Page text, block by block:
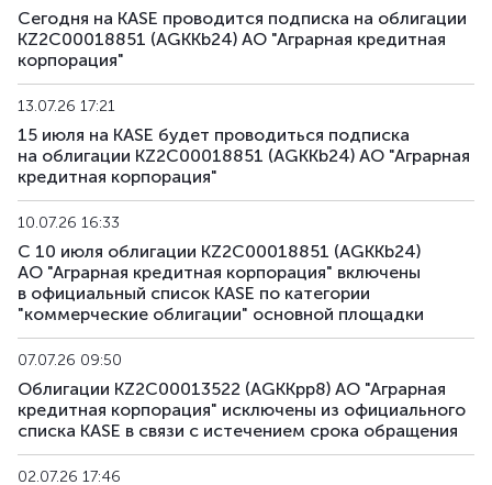
Сегодня на KASE проводится подписка на облигации
KZ2C00018851 (AGKKb24) АО "Аграрная кредитная
корпорация"
13.07.26 17:21
15 июля на KASE будет проводиться подписка
на облигации KZ2C00018851 (AGKKb24) АО "Аграрная
кредитная корпорация"
10.07.26 16:33
С 10 июля облигации KZ2C00018851 (AGKKb24)
АО "Аграрная кредитная корпорация" включены
в официальный список KASE по категории
"коммерческие облигации" основной площадки
07.07.26 09:50
Облигации KZ2C00013522 (AGKKpp8) АО "Аграрная
кредитная корпорация" исключены из официального
списка KASE в связи с истечением срока обращения
02.07.26 17:46